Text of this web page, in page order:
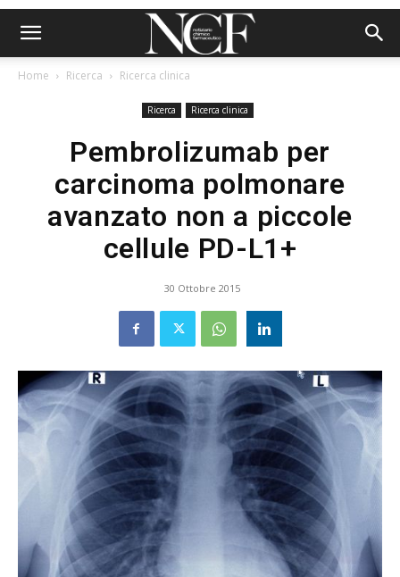
Home Ricerca Ricerca clinica
Ricerca Ricerca clinica
Pembrolizumab per
carcinoma polmonare
avanzato non a piccole
cellule PD-L1+
30 Ottobre 2015